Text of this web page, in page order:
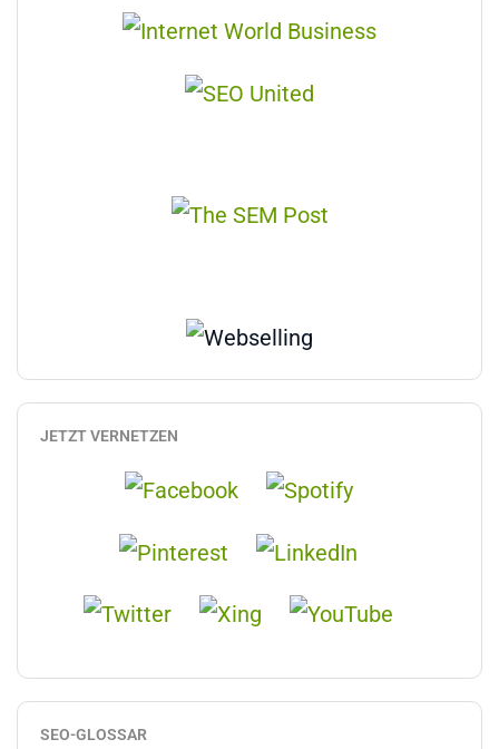
JETZT VERNETZEN
SEO-GLOSSAR